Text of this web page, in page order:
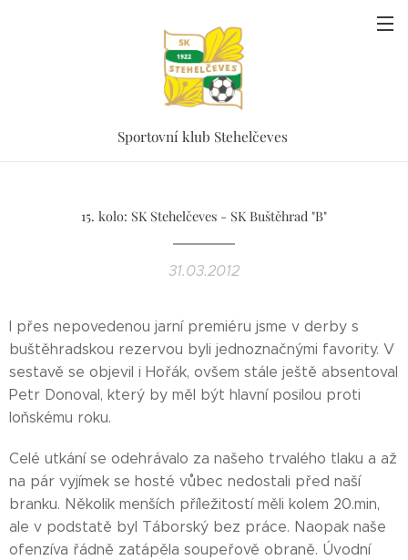
Sportovní klub Stehelčeves
15. kolo: SK Stehelčeves - SK Buštěhrad "B"
31.03.2012
I přes nepovedenou jarní premiéru jsme v derby s
buštěhradskou rezervou byli jednoznačnými favority. V
sestavě se objevil i Hořák, ovšem stále ještě absentoval
Petr Donoval, který by měl být hlavní posilou proti
loňskému roku.
Celé utkání se odehrávalo za našeho trvalého tlaku a až
na pár vyjímek se hosté vůbec nedostali před naší
branku. Několik menších příležitostí měli kolem 20.min,
ale v podstatě byl Táborský bez práce. Naopak naše
ofenzíva řádně zatápěla soupeřově obraně. Úvodní